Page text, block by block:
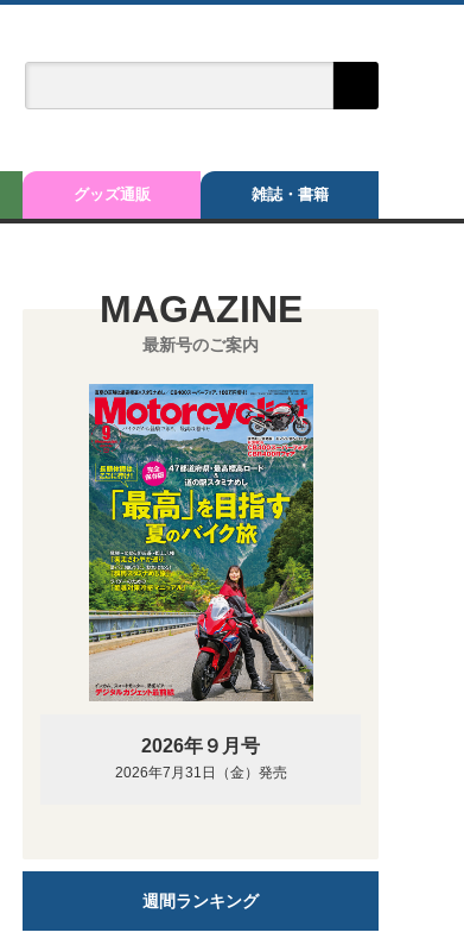
グッズ通販 雑誌・書籍
色は白、灰、黒、つや消し黒のソリットカラーのほ
スと描かれたその名も「カタカナ」の２つのグラフィ
MAGAZINE
最新号のご案内
2026年９月号
2026年7月31日（金）発売
週間ランキング